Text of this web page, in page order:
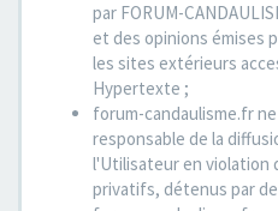
par FORUM-
et des opinions émises
les sites extérieurs
Hypertexte ;
forum-candaulisme.fr
responsable de la
l'Utilisateur en violation
privatifs, détenus par